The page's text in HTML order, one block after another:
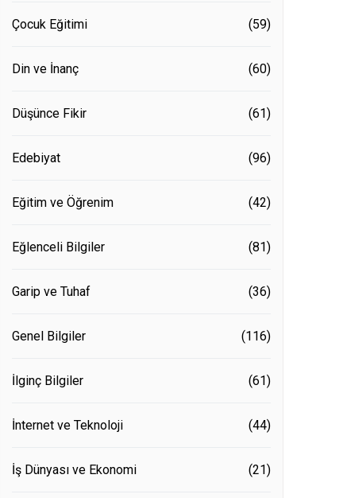
Çocuk Eğitimi (59)
Din ve İnanç (60)
Düşünce Fikir (61)
Edebiyat (96)
Eğitim ve Öğrenim (42)
Eğlenceli Bilgiler (81)
Garip ve Tuhaf (36)
Genel Bilgiler (116)
İlginç Bilgiler (61)
İnternet ve Teknoloji (44)
İş Dünyası ve Ekonomi (21)